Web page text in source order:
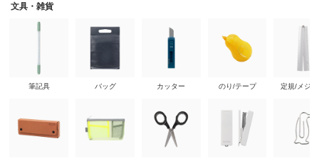
文具・雑貨
筆記具 バッグ カッター のり/テープ 定規/メジ